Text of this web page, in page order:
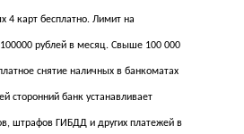
4 карт бесплатно. Лимит на
рублей в месяц. Свыше 100 000
снятие наличных в банкоматах
сторонний банк устанавливает
штрафов ГИБДД и других платежей в